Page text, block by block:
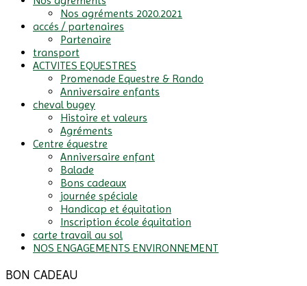
Nos agréments 2020.2021
accés / partenaires
Partenaire
transport
ACTVITES EQUESTRES
Promenade Equestre & Rando
Anniversaire enfants
cheval bugey
Histoire et valeurs
Agréments
Centre équestre
Anniversaire enfant
Balade
Bons cadeaux
journée spéciale
Handicap et équitation
Inscription école équitation
carte travail au sol
NOS ENGAGEMENTS ENVIRONNEMENT
BON CADEAU